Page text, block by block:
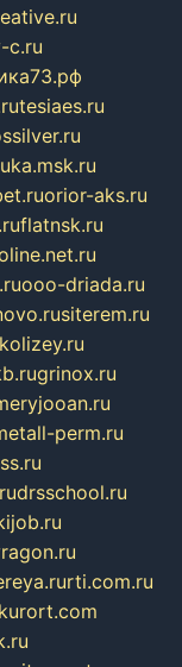
c.ru
tesiaes.ru
orior-aks.ru
flatnsk.ru
ooo-driada.ru
siterem.ru
grinox.ru
perm.ru
drsschool.ru
rti.com.ru